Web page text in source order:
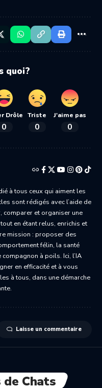
quoi?
Drôle
0
Triste
0
J'aime pas
0
à tous ceux qui aiment les
sont rédigés avec l’aide de
comparer et organiser une
en étant relus, enrichis et
mission : proposer des
félin, la santé
à poils. Ici, l’IA
en efficacité et à vous
à tous, dans une démarche
Laisse un commentaire
Chats